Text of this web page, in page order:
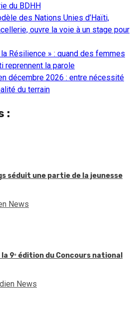
du BDHH
des Nations Unies d’Haïti,
ouvre la voie à un stage pour
Résilience » : quand des femmes
reprennent la parole
décembre 2026 : entre nécessité
du terrain
:
séduit une partie de la jeunesse
News
9ᵉ édition du Concours national
News